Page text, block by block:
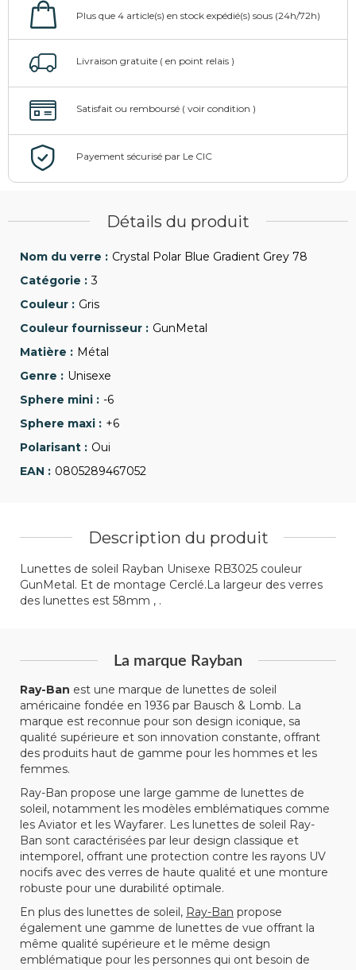
Détails du produit
Crystal Polar Blue Gradient Grey 78
3
Gris
GunMetal
Métal
Unisexe
-6
+6
Oui
0805289467052
Description du produit
Lunettes de soleil Rayban Unisexe RB3025 couleur
GunMetal. Et de montage Cerclé.La largeur des verres
des lunettes est 58mm , .
La marque Rayban
Ray-Ban est une marque de lunettes de soleil
américaine fondée en 1936 par Bausch & Lomb. La
marque est reconnue pour son design iconique, sa
qualité supérieure et son innovation constante, offrant
des produits haut de gamme pour les hommes et les
femmes.
Ray-Ban propose une large gamme de lunettes de
soleil, notamment les modèles emblématiques comme
les Aviator et les Wayfarer. Les lunettes de soleil Ray-
Ban sont caractérisées par leur design classique et
intemporel, offrant une protection contre les rayons UV
nocifs avec des verres de haute qualité et une monture
robuste pour une durabilité optimale.
En plus des lunettes de soleil, Ray-Ban propose
également une gamme de lunettes de vue offrant la
même qualité supérieure et le même design
emblématique pour les personnes qui ont besoin de